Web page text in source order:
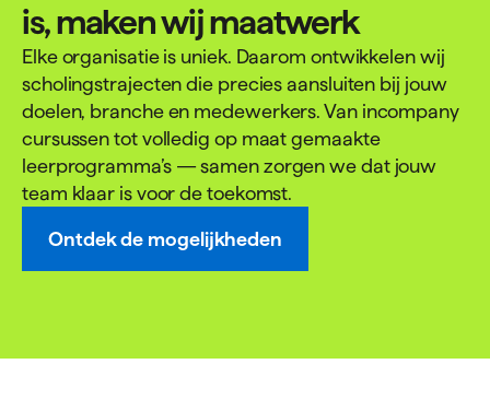
is, maken wij maatwerk
Elke organisatie is uniek. Daarom ontwikkelen wij
scholingstrajecten die precies aansluiten bij jouw
doelen, branche en medewerkers. Van incompany
cursussen tot volledig op maat gemaakte
leerprogramma’s — samen zorgen we dat jouw
team klaar is voor de toekomst.
Ontdek de mogelijkheden